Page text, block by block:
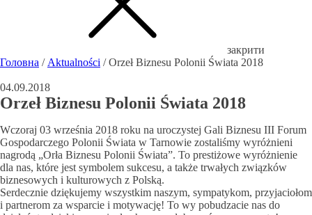
закрити
Головна / Aktualności / Orzeł Biznesu Polonii Świata 2018
04.09.2018
Orzeł Biznesu Polonii Świata 2018
Wczoraj 03 września 2018 roku na uroczystej Gali Biznesu III Forum
Gospodarczego Polonii Świata w Tarnowie zostaliśmy wyróżnieni
nagrodą „Orła Biznesu Polonii Świata”. To prestiżowe wyróżnienie
dla nas, które jest symbolem sukcesu, a także trwałych związków
biznesowych i kulturowych z Polską.
Serdecznie dziękujemy wszystkim naszym, sympatykom, przyjaciołom
i partnerom za wsparcie i motywację! To wy pobudzacie nas do